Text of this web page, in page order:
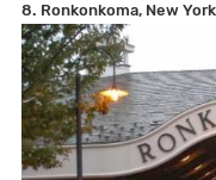
8. Ronkonkoma, New York